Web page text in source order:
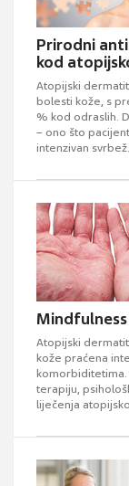
Prirodni
kod
Atopijski
bolesti kože, s
% kod odraslih.
– ono što
intenzivan svrbež.
Atopijski
kože praćena
komorbiditetima.
terapiju,
liječenja